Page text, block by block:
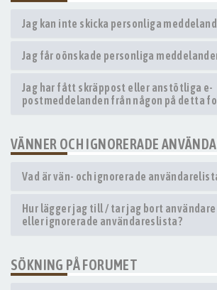
Jag kan inte skicka personliga
Jag får oönskade personliga
Jag har fått skräppost eller anstötliga e-
postmeddelanden från någon på detta
VÄNNER OCH IGNORERADE
Vad är vän- och ignorerade
Hur lägger jag till / tar jag bort
eller ignorerade användareslista?
SÖKNING PÅ FORUMET